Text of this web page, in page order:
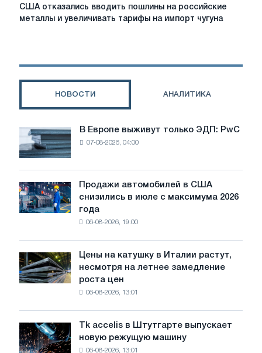
российские
тарифы
импорт
чугуна
США отказались вводить пошлины на российские
металлы и увеличивать тарифы на импорт чугуна
НОВОСТИ АНАЛИТИКА
Европе
выживут
только
ЭДП:
PwC
В Европе выживут только ЭДП: PwC
07-08-2026, 04:00
Продажи
автомобилей
в
июле
с
максимума
года
Продажи автомобилей в США
снизились в июле с максимума 2026
года
06-08-2026, 19:00
Цены
на
катушку
несмотря
на
Цены на катушку в Италии растут,
несмотря на летнее замедление
роста цен
06-08-2026, 13:01
Tk
accelis
Tk accelis в Штутгарте выпускает
новую режущую машину
06-08-2026, 13:01